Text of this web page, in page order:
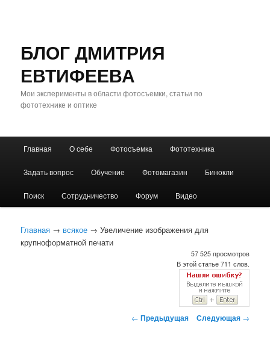
БЛОГ ДМИТРИЯ
ЕВТИФЕЕВА
Мои эксперименты в области фотосъемки, статьи по
фототехнике и оптике
Перейти
к
основному
содержимому
Перейти
к
дополнительному
содержимому
Главная О себе Фотосъемка Фототехника
Задать вопрос Обучение Фотомагазин Бинокли
Поиск Сотрудничество Форум Видео
Главная → всякое → Увеличение изображения для
крупноформатной печати
57 525 просмотров
В этой статье 711 слов.
Навигация
← Предыдущая Следующая →